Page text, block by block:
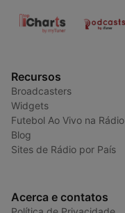
Recursos
Broadcasters
Widgets
Futebol Ao Vivo na Rádio
Blog
Sites de Rádio por País
Acerca e contatos